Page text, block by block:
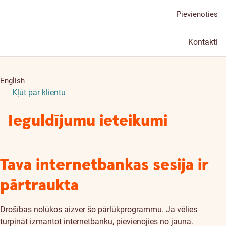
Pievienoties
Kontakti
English
Kļūt par klientu
Ieguldījumu ieteikumi
Tava internetbankas sesija ir
pārtraukta
Drošības nolūkos aizver šo pārlūkprogrammu. Ja vēlies
turpināt izmantot internetbanku, pievienojies no jauna.